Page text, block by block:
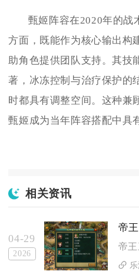
甄姬阵容在2020年的战
方面，既能作为核心输出构
助角色提供团队支持。其技
著，冰冻控制与治疗保护的
时都具有调整空间。这种兼
甄姬成为当年阵容搭配中具
相关资讯
04-29
2026
帝